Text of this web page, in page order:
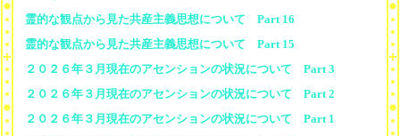
霊的な観点から見た共産主義思想について Part 16
霊的な観点から見た共産主義思想について Part 15
２０２６年３月現在のアセンションの状況について Part 3
２０２６年３月現在のアセンションの状況について Part 2
２０２６年３月現在のアセンションの状況について Part 1